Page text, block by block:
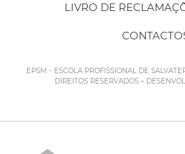
LIVRO DE
EPSM - ESCOLA PROFISSIONAL DE
DIREITOS RESERVADOS –